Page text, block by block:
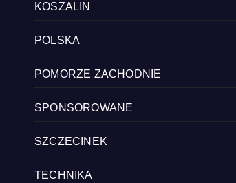
KOSZALIN
POLSKA
POMORZE ZACHODNIE
SPONSOROWANE
SZCZECINEK
TECHNIKA